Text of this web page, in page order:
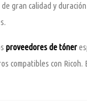
gran calidad y
proveedores de tóner
compatibles con Ricoh.